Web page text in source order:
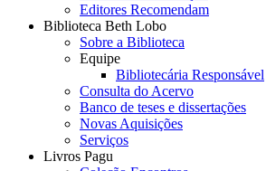
Editores Recomendam
Biblioteca Beth Lobo
Sobre a Biblioteca
Equipe
Bibliotecária Responsável
Consulta do Acervo
Banco de teses e dissertações
Novas Aquisições
Serviços
Livros Pagu